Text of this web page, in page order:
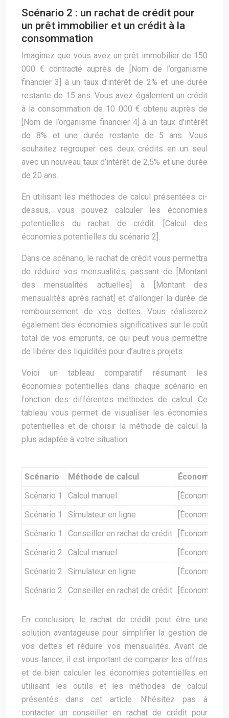
Scénario 2 : un rachat de crédit pour
un prêt immobilier et un crédit à la
consommation
Imaginez que vous avez un prêt immobilier de 150
000 € contracté auprès de [Nom de l’organisme
financier 3] à un taux d’intérêt de 2% et une durée
restante de 15 ans. Vous avez également un crédit
à la consommation de 10 000 € obtenu auprès de
[Nom de l’organisme financier 4] à un taux d’intérêt
de 8% et une durée restante de 5 ans. Vous
souhaitez regrouper ces deux crédits en un seul
avec un nouveau taux d’intérêt de 2,5% et une durée
de 20 ans.
En utilisant les méthodes de calcul présentées ci-
dessus, vous pouvez calculer les économies
potentielles du rachat de crédit. [Calcul des
économies potentielles du scénario 2].
Dans ce scénario, le rachat de crédit vous permettra
de réduire vos mensualités, passant de [Montant
des mensualités actuelles] à [Montant des
mensualités après rachat] et d’allonger la durée de
remboursement de vos dettes. Vous réaliserez
également des économies significatives sur le coût
total de vos emprunts, ce qui peut vous permettre
de libérer des liquidités pour d’autres projets.
Voici un tableau comparatif résumant les
économies potentielles dans chaque scénario en
fonction des différentes méthodes de calcul. Ce
tableau vous permet de visualiser les économies
potentielles et de choisir la méthode de calcul la
plus adaptée à votre situation.
Scénario Méthode de calcul
Économies
Scénario 1
Calcul manuel
[Économies
Scénario 1
Simulateur en ligne
[Économies
Scénario 1
Conseiller en rachat de crédit
[Économies
Scénario 2
Calcul manuel
[Économies
Scénario 2
Simulateur en ligne
[Économies
Scénario 2
Conseiller en rachat de crédit [Économies
En conclusion, le rachat de crédit peut être une
solution avantageuse pour simplifier la gestion de
vos dettes et réduire vos mensualités. Avant de
vous lancer, il est important de comparer les offres
et de bien calculer les économies potentielles en
utilisant les outils et les méthodes de calcul
présentés dans cet article. N’hésitez pas à
contacter un conseiller en rachat de crédit pour